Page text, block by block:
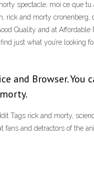
spectacle, moi ce que
and morty
Quality and at
just what you’re
and Browser.
Tags rick and morty,
and detractors of the